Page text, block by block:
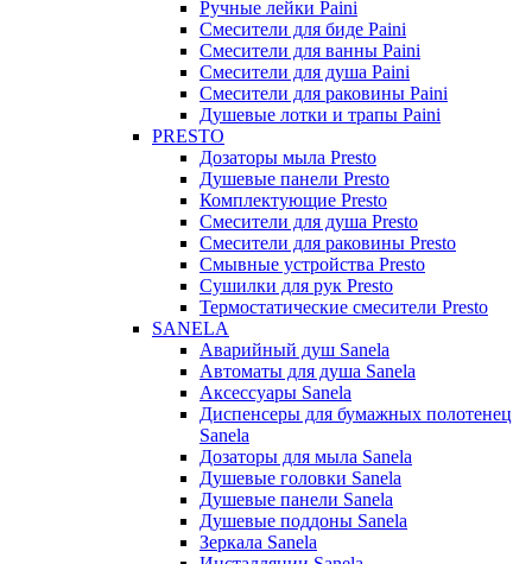
Ручные лейки Paini
Смесители для биде Paini
Смесители для ванны Paini
Смесители для душа Paini
Смесители для раковины Paini
Душевые лотки и трапы Paini
PRESTO
Дозаторы мыла Presto
Душевые панели Presto
Комплектующие Presto
Смесители для душа Presto
Смесители для раковины Presto
Смывные устройства Presto
Сушилки для рук Presto
Термостатические смесители Presto
SANELA
Аварийный душ Sanela
Автоматы для душа Sanela
Аксессуары Sanela
Диспенсеры для бумажных полотенец
Sanela
Дозаторы для мыла Sanela
Душевые головки Sanela
Душевые панели Sanela
Душевые поддоны Sanela
Зеркала Sanela